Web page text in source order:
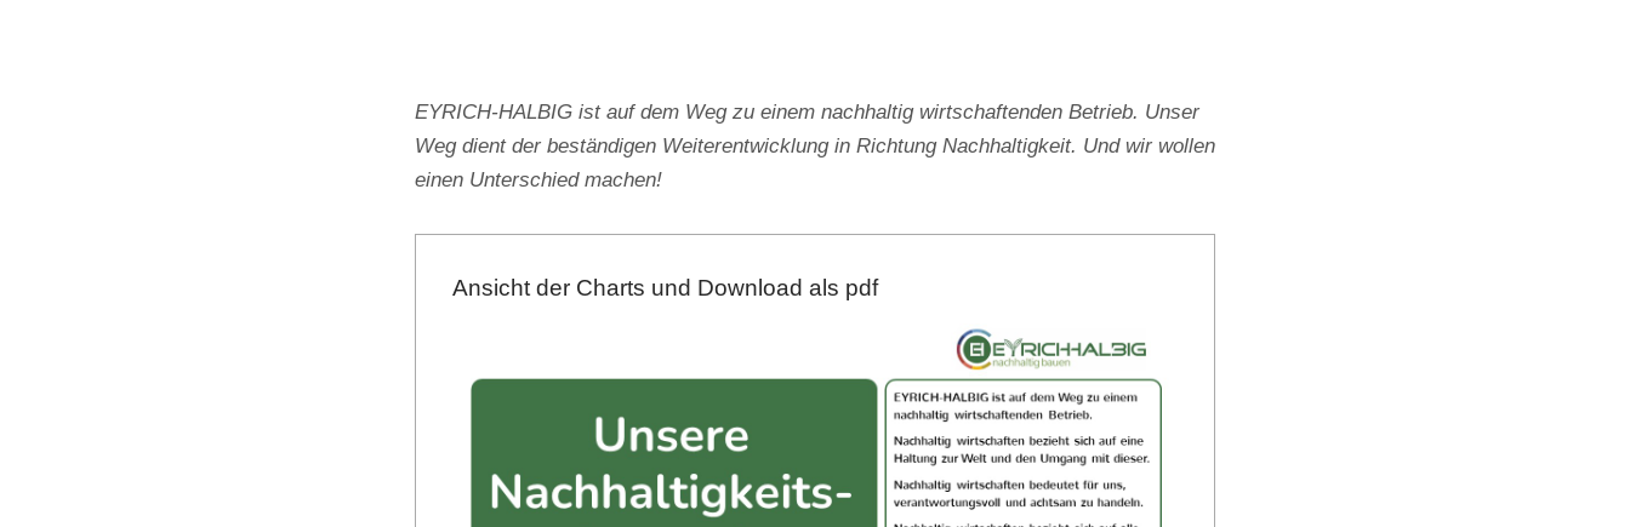
EYRICH-HALBIG ist auf dem Weg zu einem nachhaltig wirtschaftenden Betrieb. Unser
Weg dient der beständigen Weiterentwicklung in Richtung Nachhaltigkeit. Und wir wollen
einen Unterschied machen!
Ansicht der Charts und Download als pdf